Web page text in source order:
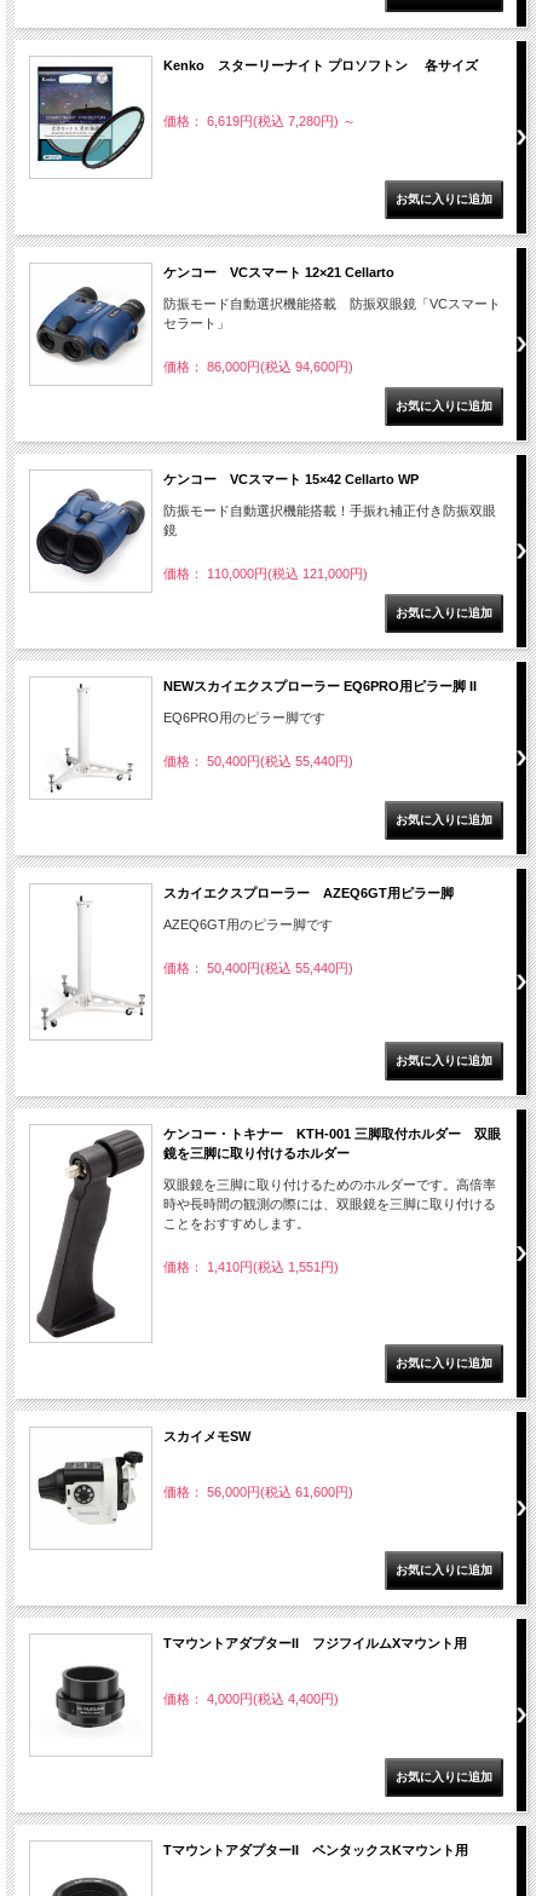
Kenko スターリーナイト プロソフトン 各サイズ
価格： 6,619円(税込 7,280円) ～
ケンコー VCスマート 12×21 Cellarto
防振モード自動選択機能搭載 防振双眼鏡「VCスマート
セラート」
価格： 86,000円(税込 94,600円)
ケンコー VCスマート 15×42 Cellarto WP
防振モード自動選択機能搭載！手振れ補正付き防振双眼
鏡
価格： 110,000円(税込 121,000円)
NEWスカイエクスプローラー EQ6PRO用ピラー脚 II
EQ6PRO用のピラー脚です
価格： 50,400円(税込 55,440円)
スカイエクスプローラー AZEQ6GT用ピラー脚
AZEQ6GT用のピラー脚です
価格： 50,400円(税込 55,440円)
ケンコー・トキナー KTH-001 三脚取付ホルダー 双眼
鏡を三脚に取り付けるホルダー
双眼鏡を三脚に取り付けるためのホルダーです。高倍率
時や長時間の観測の際には、双眼鏡を三脚に取り付ける
ことをおすすめします。
価格： 1,410円(税込 1,551円)
スカイメモSW
価格： 56,000円(税込 61,600円)
TマウントアダプターII フジフイルムXマウント用
価格： 4,000円(税込 4,400円)
TマウントアダプターII ペンタックスKマウント用